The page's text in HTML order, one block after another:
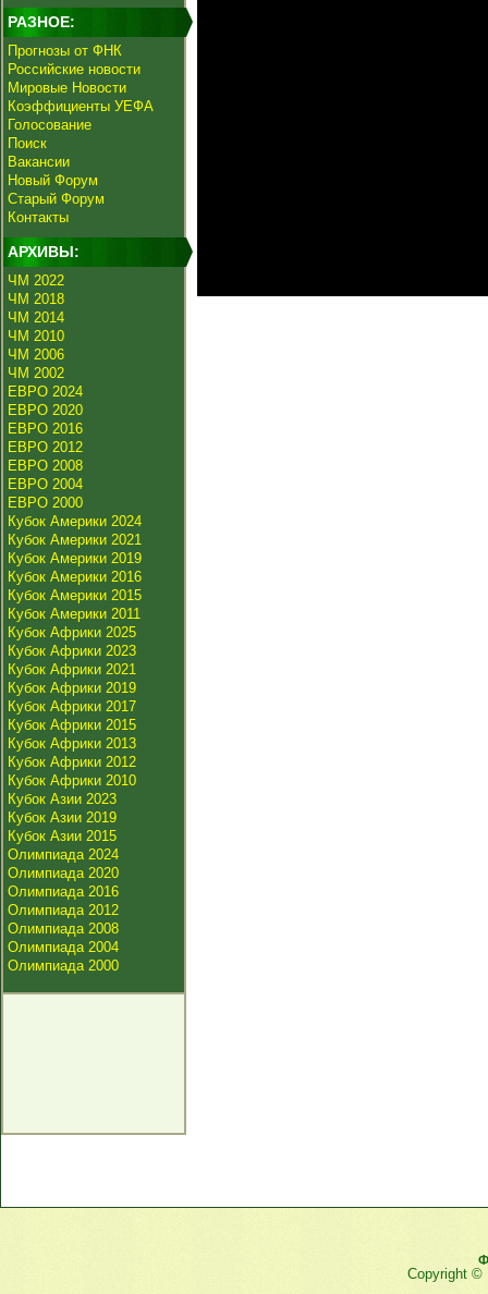
РАЗНОЕ:
Прогнозы от ФНК
Российские новости
Мировые Новости
Коэффициенты УЕФА
Голосование
Поиск
Вакансии
Новый Форум
Старый Форум
Контакты
АРХИВЫ:
ЧМ 2022
ЧМ 2018
ЧМ 2014
ЧМ 2010
ЧМ 2006
ЧМ 2002
ЕВРО 2024
ЕВРО 2020
ЕВРО 2016
ЕВРО 2012
ЕВРО 2008
ЕВРО 2004
ЕВРО 2000
Кубок Америки 2024
Кубок Америки 2021
Кубок Америки 2019
Кубок Америки 2016
Кубок Америки 2015
Кубок Америки 2011
Кубок Африки 2025
Кубок Африки 2023
Кубок Африки 2021
Кубок Африки 2019
Кубок Африки 2017
Кубок Африки 2015
Кубок Африки 2013
Кубок Африки 2012
Кубок Африки 2010
Кубок Азии 2023
Кубок Азии 2019
Кубок Азии 2015
Олимпиада 2024
Олимпиада 2020
Олимпиада 2016
Олимпиада 2012
Олимпиада 2008
Олимпиада 2004
Олимпиада 2000
Copyright ©